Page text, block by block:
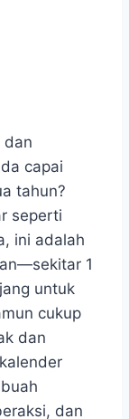
dan
capai
tahun?
seperti
ini adalah
1
untuk
cukup
dan
dan